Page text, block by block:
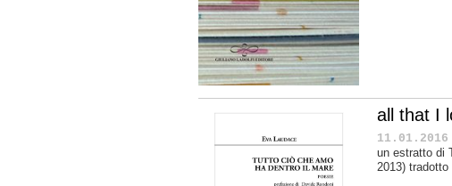
all that I
11.01.2016
un estratto di
2013)